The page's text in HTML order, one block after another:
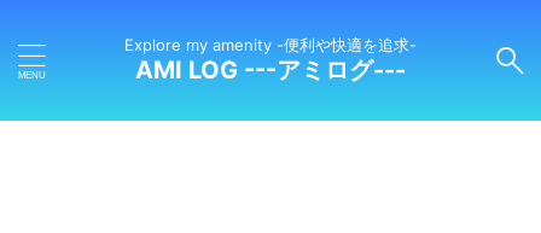
Explore my amenity -便利や快適を追求-
AMI LOG ---アミログ---